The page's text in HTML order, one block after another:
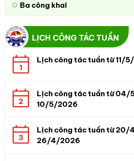
Ba công khai
LỊCH CÔNG TÁC TUẦN
1
Lịch công tác tuần từ 11/
2
Lịch công tác tuần từ
10/5/2026
3
Lịch công tác tuần từ
26/4/2026